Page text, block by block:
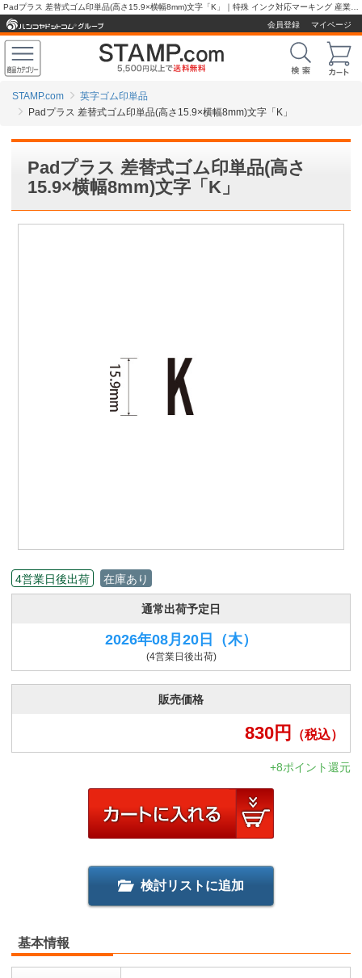
会員登録
マイページ
STAMP.com
英字ゴム印単品
Padプラス 差替式ゴム印単品(高さ15.9×横幅8mm)文字「K」
Padプラス 差替式ゴム印単品(高さ
15.9×横幅8mm)文字「K」
4営業日後出荷 在庫あり
通常出荷予定日
2026年08月20日 （木）
(4営業日後出荷)
販売価格
830円 （税込）
+8ポイント還元
検討リストに追加
基本情報